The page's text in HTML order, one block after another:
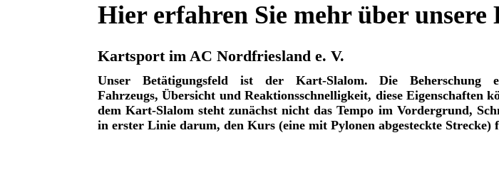
Hier erfahren Sie mehr über
Kartsport im AC Nordfriesland e. V.
Unser Betätigungsfeld ist der Kart-Slalom. Die Beherschung
Fahrzeugs, Übersicht und Reaktionsschnelligkeit, diese Eigenschaften
dem Kart-Slalom steht zunächst nicht das Tempo im Vordergrund,
in erster Linie darum, den Kurs (eine mit Pylonen abgesteckte Strecke)